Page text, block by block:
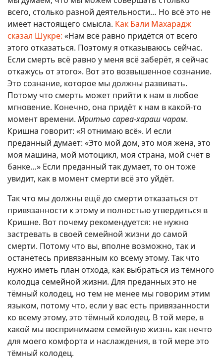
всего, столько разной деятельности… Но всё это не
имеет настоящего смысла. Как Бали Махарадж
сказал Шукре: «Нам всё равно придётся от всего
этого отказаться. Поэтому я отказываюсь сейчас.
Если смерть всё равно у меня всё заберёт, я сейчас
откажусь от этого». Вот это возвышенное сознание.
Это сознание, которое мы должны развивать.
Потому что смерть может прийти к нам в любое
мгновение. Конечно, она придёт к нам в какой-то
момент времени. Мритью сарва-хараш чарам.
Кришна говорит: «Я отнимаю всё». И если
преданный думает: «Это мой дом, это моя жена, это
моя машина, мой мотоцикл, моя страна, мой счёт в
банке…» Если преданный так думает, то он тоже
увидит, как в момент смерти всё это уйдёт.
Так что мы должны ещё до смерти отказаться от
привязанности к этому и полностью утвердиться в
Кришне. Вот почему рекомендуется: не нужно
застревать в своей семейной жизни до самой
смерти. Потому что вы, вполне возможно, так и
останетесь привязанным ко всему этому. Так что
нужно иметь план отхода, как выбраться из тёмного
колодца семейной жизни. Для преданных это не
тёмный колодец, но тем не менее мы говорим этим
языком, потому что, если у вас есть привязанности
ко всему этому, это тёмный колодец. В той мере, в
какой мы воспринимаем семейную жизнь как нечто
для моего комфорта и наслаждения, в той мере это
тёмный колодец.